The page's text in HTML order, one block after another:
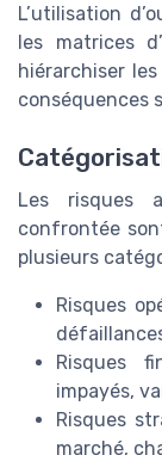
L’utilisation
les matrices
hiérarchiser
conséquences
Les risques
confrontée
plusieurs
Risques
Risques
impayés,
Risques
marché,